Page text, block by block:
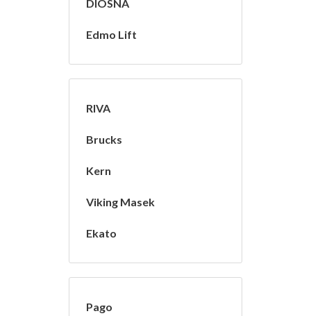
DIOSNA
Edmo Lift
RIVA
Brucks
Kern
Viking Masek
Ekato
Pago